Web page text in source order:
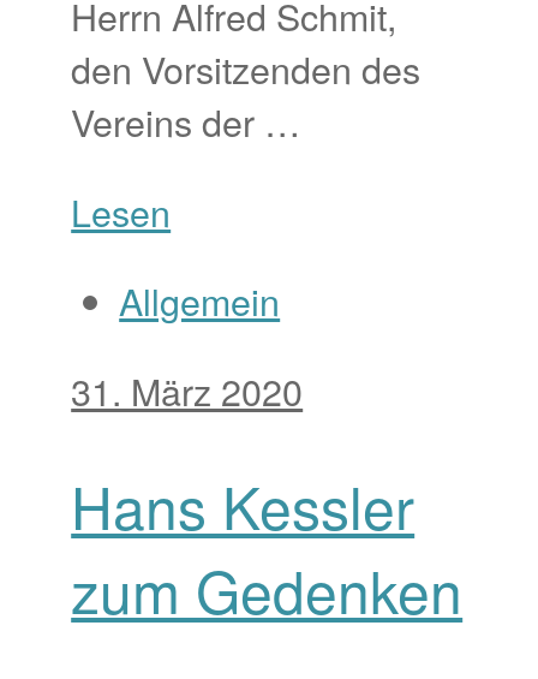
Herrn Alfred Schmit,
den Vorsitzenden des
Vereins der …
Lesen
Allgemein
31. März 2020
Hans Kessler
zum Gedenken